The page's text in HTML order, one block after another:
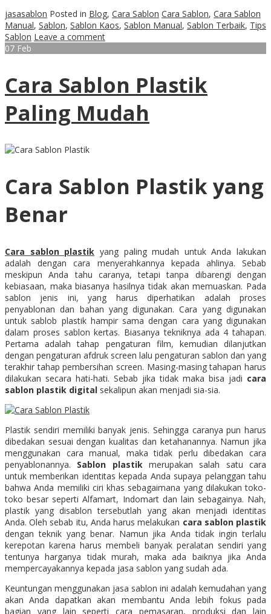
jasasablon Posted in Blog, Cara Sablon Cara Sablon, Cara Sablon
Manual, Sablon, Sablon Kaos, Sablon Manual, Sablon Terbaik, Tips
Sablon Leave a comment
07 Feb
Cara Sablon Plastik
Paling Mudah
Cara Sablon Plastik yang
Benar
Cara sablon plastik yang paling mudah untuk Anda lakukan
adalah dengan cara menyerahkannya kepada ahlinya. Sebab
meskipun Anda tahu caranya, tetapi tanpa dibarengi dengan
kebiasaan, maka biasanya hasilnya tidak akan memuaskan. Pada
sablon jenis ini, yang harus diperhatikan adalah proses
penyablonan dan bahan yang digunakan. Cara yang digunakan
untuk sablob plastik hampir sama dengan cara yang digunakan
dalam proses sablon kertas. Biasanya tekniknya ada 4 tahapan.
Pertama adalah tahap pengaturan film, kemudian dilanjutkan
dengan pengaturan afdruk screen lalu pengaturan sablon dan yang
terakhir tahap pembersihan screen. Masing-masing tahapan harus
dilakukan secara hati-hati. Sebab jika tidak maka bisa jadi cara
sablon plastik digital sekalipun akan menjadi sia-sia.
Plastik sendiri memiliki banyak jenis. Sehingga caranya pun harus
dibedakan sesuai dengan kualitas dan ketahanannya. Namun jika
menggunakan cara manual, maka tidak perlu dibedakan cara
penyablonannya. Sablon plastikmerupakan salah satu cara
untuk memberikan identitas kepada Anda supaya pelanggan tahu
bahwa Anda memiliki ciri khas sebagaimana yang dilakukan toko-
toko besar seperti Alfamart, Indomart dan lain sebagainya. Nah,
plastik yang disablon tersebutlah yang akan menjadi identitas
Anda. Oleh sebab itu, Anda harus melakukan cara sablon plastik
dengan teknik yang benar. Namun jika Anda tidak ingin terlalu
kerepotan karena harus membeli banyak peralatan sendiri yang
tentunya harganya tidak murah, maka ada baiknya jika Anda
mempercayakannya kepada jasa sablon yang sudah ada.
Keuntungan menggunakan jasa sablon ini adalah kemudahan yang
akan Anda dapatkan akan membantu Anda lebih fokus pada
bagian yang lain seperti cara pemasaran, produksi dan lain